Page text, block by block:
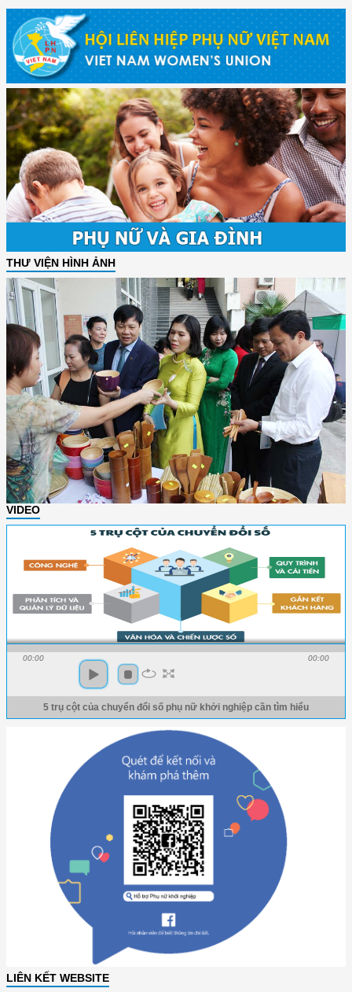
THƯ VIỆN HÌNH ẢNH
VIDEO
00:00 00:00
5 trụ cột của chuyển đổi số phụ nữ khởi nghiệp cần tìm hiểu
LIÊN KẾT WEBSITE